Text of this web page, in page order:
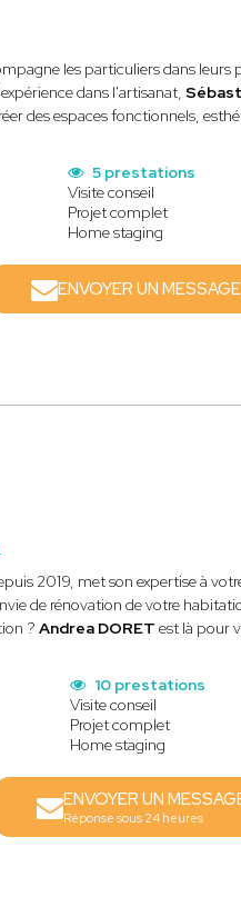
les particuliers dans
dans l'artisanat,
des espaces fonctionnels,
5 prestations
Visite conseil
Projet complet
Home staging
ENVOYER UN MESSAGE
2019, met son expertise à
de rénovation de votre
?Andrea DORETest là pour
10 prestations
Visite conseil
Projet complet
Home staging
ENVOYER UN
Réponse sous 24 heures